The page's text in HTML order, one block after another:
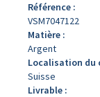
Référence :
VSM7047122
Matière :
Argent
Localisation du
Suisse
Livrable :